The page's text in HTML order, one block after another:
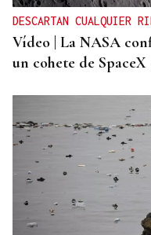
DESCARTAN CUALQUIER
Vídeo | La NASA
un cohete de